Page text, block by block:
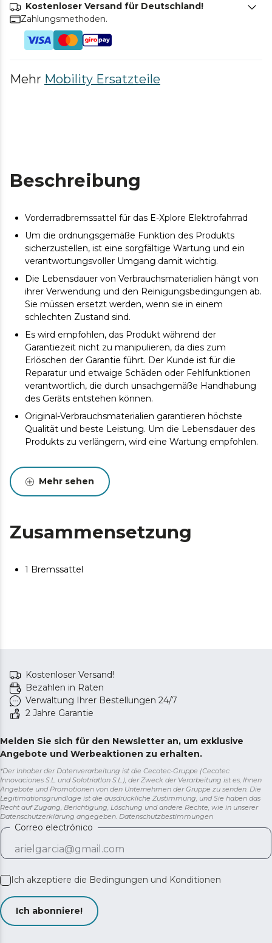
Kostenloser Versand für Deutschland!
Zahlungsmethoden.
Mehr Mobility Ersatzteile
Beschreibung
Vorderradbremssattel für das E-Xplore Elektrofahrrad
Um die ordnungsgemäße Funktion des Produkts
sicherzustellen, ist eine sorgfältige Wartung und ein
verantwortungsvoller Umgang damit wichtig.
Die Lebensdauer von Verbrauchsmaterialien hängt von
ihrer Verwendung und den Reinigungsbedingungen ab.
Sie müssen ersetzt werden, wenn sie in einem
schlechten Zustand sind.
Es wird empfohlen, das Produkt während der
Garantiezeit nicht zu manipulieren, da dies zum
Erlöschen der Garantie führt. Der Kunde ist für die
Reparatur und etwaige Schäden oder Fehlfunktionen
verantwortlich, die durch unsachgemäße Handhabung
des Geräts entstehen können.
Original-Verbrauchsmaterialien garantieren höchste
Qualität und beste Leistung. Um die Lebensdauer des
Produkts zu verlängern, wird eine Wartung empfohlen.
Mehr sehen
Zusammensetzung
1 Bremssattel
Kostenloser Versand!
Bezahlen in Raten
Verwaltung Ihrer Bestellungen 24/7
2 Jahre Garantie
Melden Sie sich für den Newsletter an, um exklusive
Angebote und Werbeaktionen zu erhalten.
*Der Inhaber der Datenverarbeitung ist die Cecotec-Gruppe (Cecotec
Innovaciones S.L. und Solotriatlon S.L.), der Zweck der Verarbeitung ist es, Ihnen
Angebote und Promotionen von den Unternehmen der Gruppe zu senden. Die
Legitimationsgrundlage ist die ausdrückliche Zustimmung, und Sie haben das
Recht auf Zugang, Berichtigung, Löschung und andere Rechte, wie in unserer
Datenschutzerklärung angegeben. Datenschutzbestimmungen
Correo electrónico
Ich akzeptiere die Bedingungen und Konditionen
Ich abonniere!